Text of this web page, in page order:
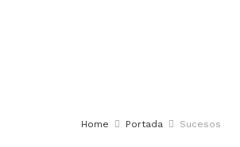
Home Portada Sucesos